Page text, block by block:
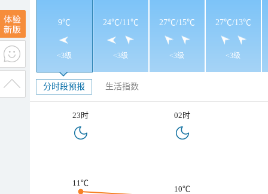
9℃
<3级
24℃/11℃
<3级
27℃/15℃
<3级
27℃/13℃
<3级
分时段预报 生活指数
23时 02时
11℃
10℃